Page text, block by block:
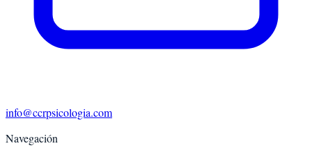
info@ccrpsicologia.com
Navegación